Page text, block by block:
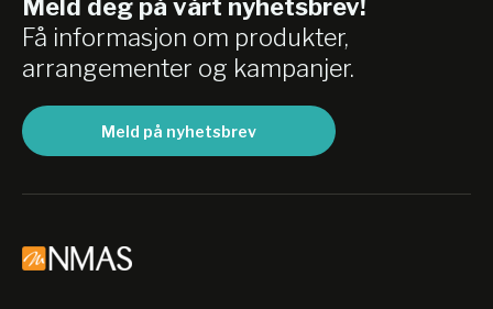
Meld deg på vårt nyhetsbrev!
Få informasjon om produkter,
arrangementer og kampanjer.
Meld på nyhetsbrev